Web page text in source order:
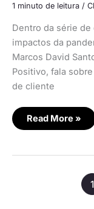
1 minuto de leitura /
Dentro da série
impactos da
Marcos David
Positivo, fala
de cliente
Read More »
1